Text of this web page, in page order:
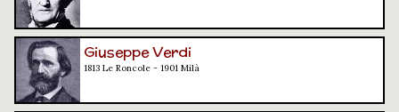
Giuseppe Verdi
1813 Le Roncole - 1901 Milà